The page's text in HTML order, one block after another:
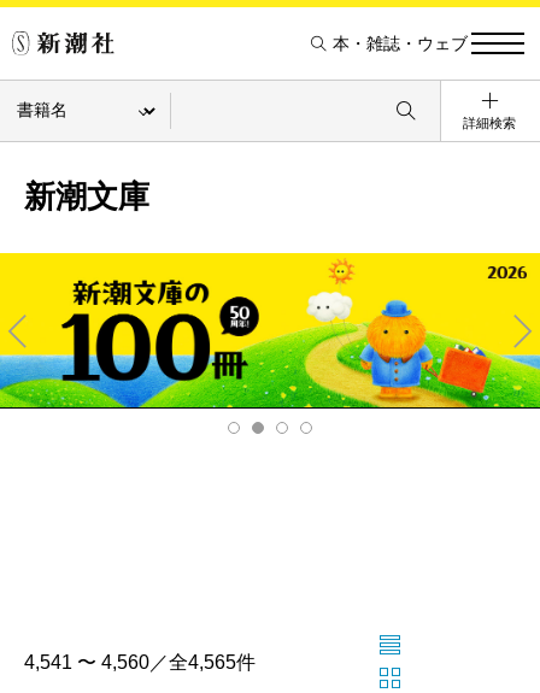
本・雑誌・ウェブ
詳細検索
新潮文庫
Pre
v
Ne
xt
4,541 〜 4,560／全4,565件